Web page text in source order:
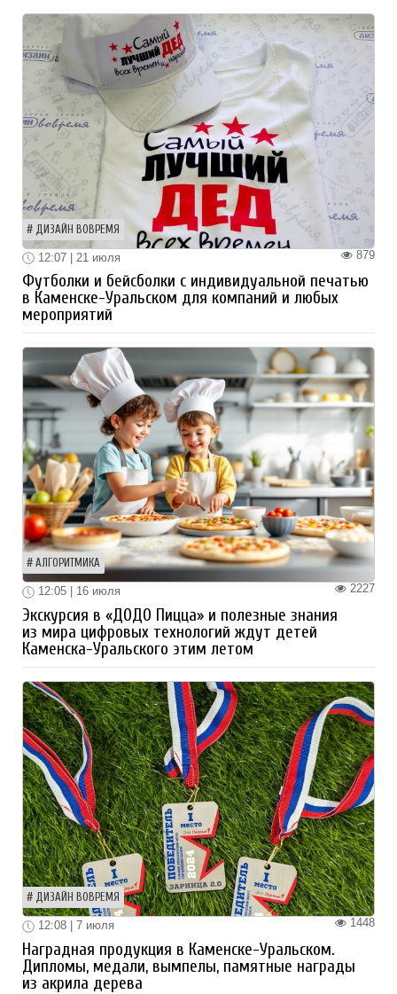
ДИЗАЙН ВОВРЕМЯ
879
12:07 | 21 июля
Футболки и бейсболки с индивидуальной печатью
в Каменске-Уральском для компаний и любых
мероприятий
АЛГОРИТМИКА
2227
12:05 | 16 июля
Экскурсия в «ДОДО Пицца» и полезные знания
из мира цифровых технологий ждут детей
Каменска-Уральского этим летом
ДИЗАЙН ВОВРЕМЯ
1448
12:08 | 7 июля
Наградная продукция в Каменске-Уральском.
Дипломы, медали, вымпелы, памятные награды
из акрила дерева